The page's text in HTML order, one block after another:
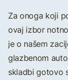
Za onoga koji
ovaj izbor
je o našem
glazbenom
skladbi gotovo